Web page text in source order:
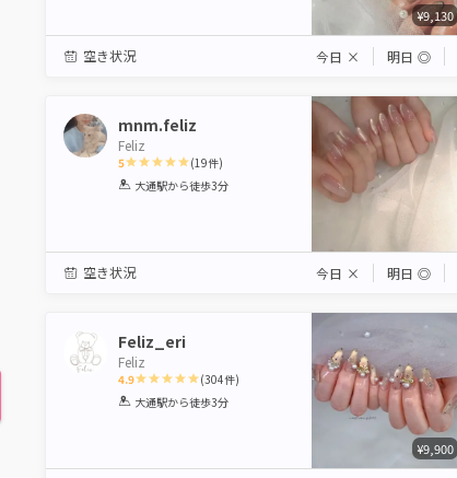
¥9,130
空き状況 今日 × 明日 ◎
mnm.feliz
Feliz
5
1 2 3 4 5
(19件)
大通駅から徒歩3分
空き状況 今日 × 明日 ◎
Feliz_eri
Feliz
4.9
1 2 3 4 5
(304件)
大通駅から徒歩3分
¥9,900